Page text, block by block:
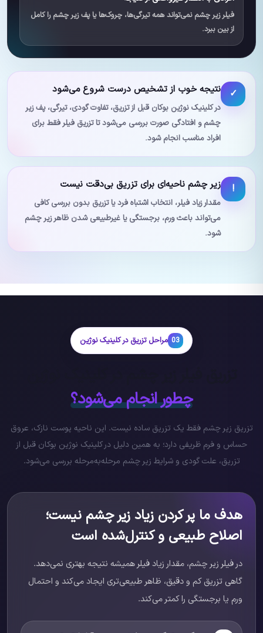
فیلر زیر چشم نمی‌تواند همه تیرگی‌ها، چروک‌ها یا پف زیر چشم را کامل
از بین ببرد.
✓ نتیجه خوب از تشخیص درست شروع می‌شود
در کلینیک نوژین بوکان قبل از تزریق، تفاوت گودی، تیرگی، پف زیر
چشم و افتادگی صورت بررسی می‌شود تا تزریق فیلر فقط برای
افراد مناسب انجام شود.
! زیر چشم ناحیه‌ای برای تزریق بی‌دقت نیست
مقدار زیاد فیلر، انتخاب اشتباه فرد یا تزریق بدون بررسی کافی
می‌تواند باعث ورم، برجستگی یا غیرطبیعی شدن ظاهر زیر چشم
شود.
03 مراحل تزریق در کلینیک نوژین
چطور انجام می‌شود؟
تزریق زیر چشم فقط یک تزریق ساده نیست. این ناحیه پوست نازک، عروق
حساس و فرم ظریفی دارد؛ به همین دلیل در کلینیک نوژین بوکان قبل از
تزریق، علت گودی و شرایط زیر چشم مرحله‌به‌مرحله بررسی می‌شود.
هدف ما پر کردن زیاد زیر چشم نیست؛
اصلاح طبیعی و کنترل‌شده است
در فیلر زیر چشم، مقدار زیاد فیلر همیشه نتیجه بهتری نمی‌دهد.
گاهی تزریق کم و دقیق، ظاهر طبیعی‌تری ایجاد می‌کند و احتمال
ورم یا برجستگی را کمتر می‌کند.